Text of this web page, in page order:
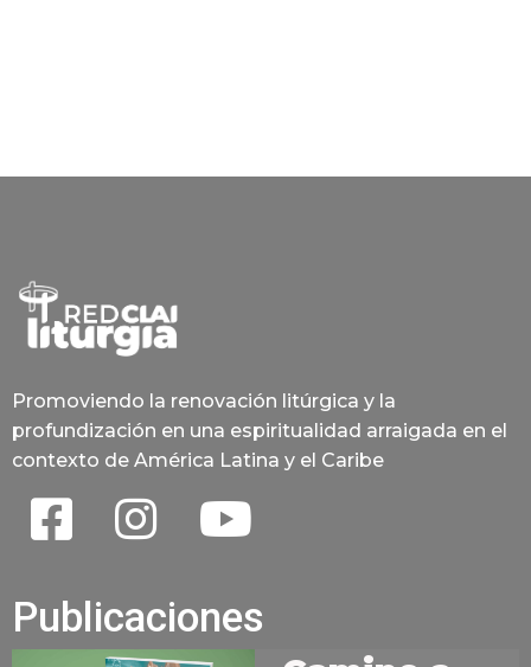
Promoviendo la renovación litúrgica y la
profundización en una espiritualidad arraigada en el
contexto de América Latina y el Caribe
Publicaciones